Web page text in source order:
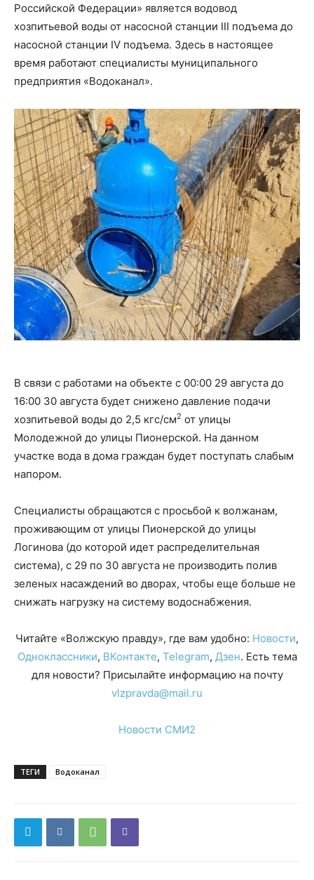
Российской Федерации» является водовод
хозпитьевой воды от насосной станции III подъема до
насосной станции IV подъема. Здесь в настоящее
время работают специалисты муниципального
предприятия «Водоканал».
В связи с работами на объекте с 00:00 29 августа до
16:00 30 августа будет снижено давление подачи
хозпитьевой воды до 2,5 кгс/см2 от улицы
Молодежной до улицы Пионерской. На данном
участке вода в дома граждан будет поступать слабым
напором.
Специалисты обращаются с просьбой к волжанам,
проживающим от улицы Пионерской до улицы
Логинова (до которой идет распределительная
система), с 29 по 30 августа не производить полив
зеленых насаждений во дворах, чтобы еще больше не
снижать нагрузку на систему водоснабжения.
Читайте «Волжскую правду», где вам удобно: Новости,
Одноклассники, ВКонтакте, Telegram, Дзен. Есть тема
для новости? Присылайте информацию на почту
vlzpravda@mail.ru
Новости СМИ2
ТЕГИ Водоканал